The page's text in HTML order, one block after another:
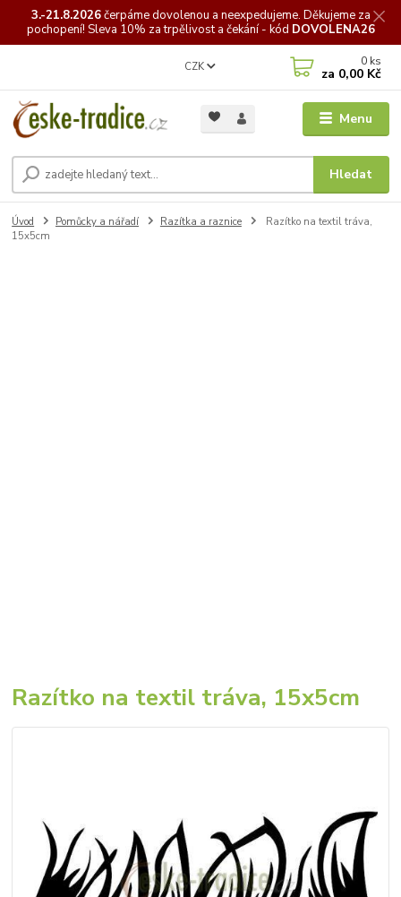
3.-21.8.2026čerpámedovolenou a neexpedujeme. Děkujeme za
pochopení! Sleva 10% za trpělivost a čekání - kód DOVOLENA26
Menu
CZK
Hledat
0 ks
za 0,00 Kč
Úvod Pomůcky a nářadí Razítka a raznice
Razítko na textil tráva,
15x5cm
Razítko na textil tráva, 15x5cm